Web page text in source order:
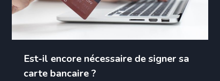
Est-il encore nécessaire de signer sa
carte bancaire ?